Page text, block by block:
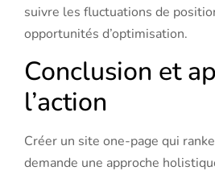
suivre les fluctuations de
opportunités d’optimisation.
Conclusion et
l’action
Créer un site one-page qui
demande une approche